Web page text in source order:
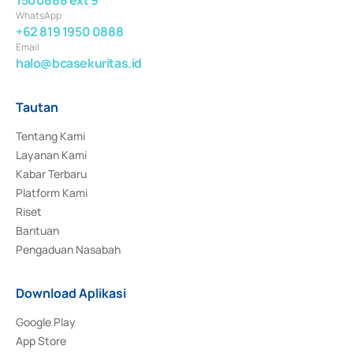
WhatsApp
+62 819 1950 0888
Email
halo@bcasekuritas.id
Tautan
Tentang Kami
Layanan Kami
Kabar Terbaru
Platform Kami
Riset
Bantuan
Pengaduan Nasabah
Download Aplikasi
Google Play
App Store